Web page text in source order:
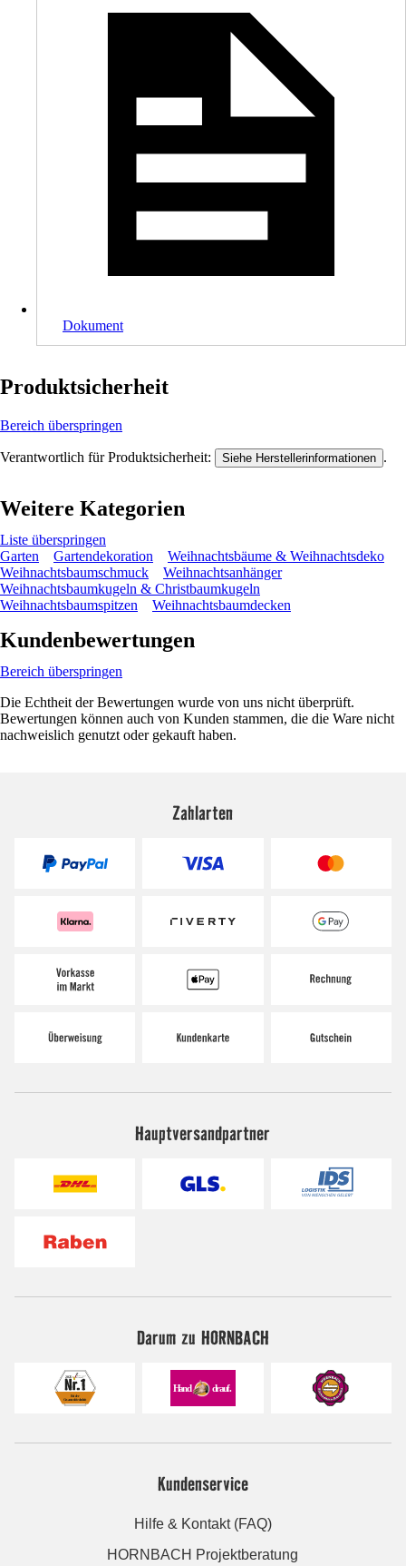
Dokument
Produktsicherheit
Bereich überspringen
Verantwortlich für Produktsicherheit: Siehe Herstellerinformationen .
Weitere Kategorien
Liste überspringen
Garten
Gartendekoration
Weihnachtsbäume & Weihnachtsdeko
Weihnachtsbaumschmuck
Weihnachtsanhänger
Weihnachtsbaumkugeln & Christbaumkugeln
Weihnachtsbaumspitzen
Weihnachtsbaumdecken
Kundenbewertungen
Bereich überspringen
Die Echtheit der Bewertungen wurde von uns nicht überprüft.
Bewertungen können auch von Kunden stammen, die die Ware nicht
nachweislich genutzt oder gekauft haben.
Zahlarten
Hauptversandpartner
Darum zu HORNBACH
Kundenservice
Hilfe & Kontakt (FAQ)
HORNBACH Projektberatung